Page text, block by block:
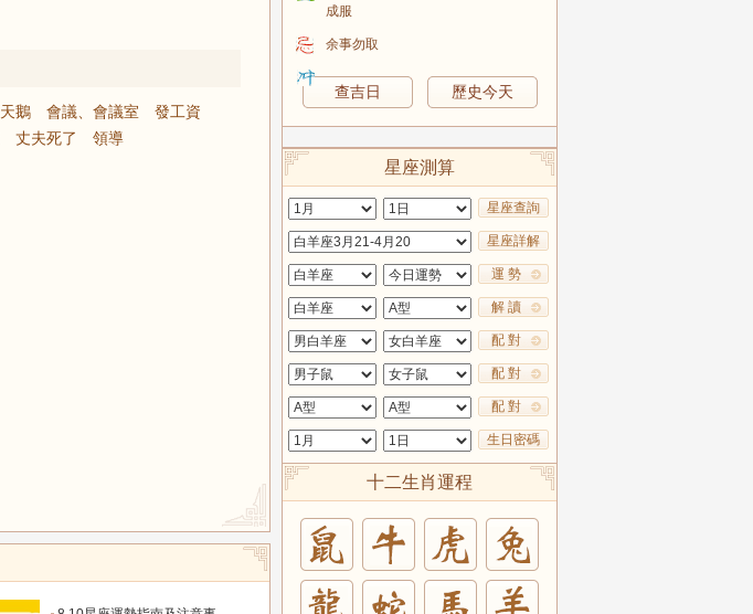
天鵝 會議、會議室
發工資
丈夫死了
領導
成服
余事勿取
查吉日 歷史今天
星座測算
星座查詢
星座詳解
運 勢
解 讀
配 對
配 對
配 對
生日密碼
十二生肖運程
鼠 牛 虎 兔